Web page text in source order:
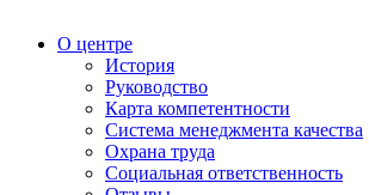
О центре
История
Руководство
Карта компетентности
Система менеджмента качества
Охрана труда
Социальная ответственность